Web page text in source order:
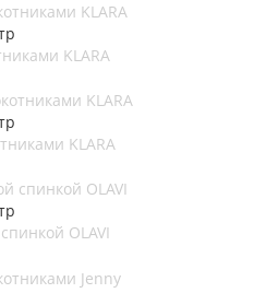
KLARA
KLARA
OLAVI